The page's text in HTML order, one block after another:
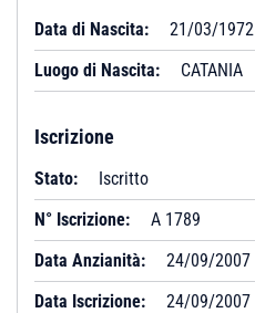
Data di Nascita:
21/03/1972
Luogo di Nascita:
CATANIA
Iscrizione
Stato:
Iscritto
N° Iscrizione:
A 1789
Data Anzianità:
24/09/2007
Data Iscrizione:
24/09/2007